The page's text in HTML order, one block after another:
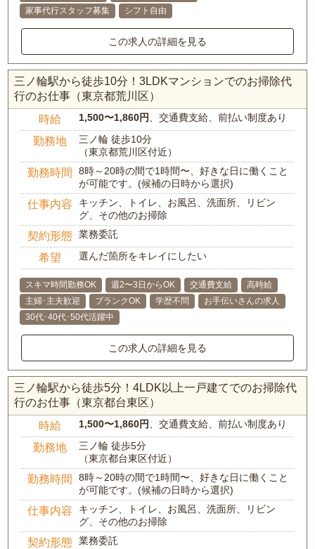
家事代行スタッフ募集
シフト自由
この求人の詳細を見る
三ノ輪駅から徒歩10分！3LDKマンションでのお掃除代
行のお仕事（東京都荒川区）
時給 1,500〜1,860円 、交通費支給、前払い制度あり
勤務地
三ノ輪 徒歩10分
（東京都荒川区付近）
勤務時間
8時～20時の間で1時間〜、好きな日に働くこと
が可能です。(候補の日時から選択)
仕事内容
キッチン、トイレ、お風呂、洗面所、リビン
グ、その他のお掃除
契約形態 業務委託
希望 選んだ箇所をキレイにしたい
スキマ時間勤務OK 週2〜3日からOK 交通費支給
高時給
主婦･主夫歓迎
ブランクOK 学歴不問
お手伝いさんの求人
30代･40代･50代活躍中
この求人の詳細を見る
三ノ輪駅から徒歩5分！4LDK以上一戸建てでのお掃除代
行のお仕事（東京都台東区）
時給 1,500〜1,860円 、交通費支給、前払い制度あり
勤務地
三ノ輪 徒歩5分
（東京都台東区付近）
勤務時間
8時～20時の間で1時間〜、好きな日に働くこと
が可能です。(候補の日時から選択)
仕事内容
キッチン、トイレ、お風呂、洗面所、リビン
グ、その他のお掃除
契約形態 業務委託